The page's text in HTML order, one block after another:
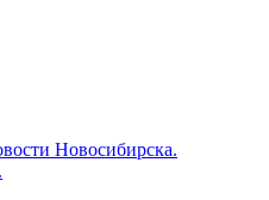
Новосибирска.